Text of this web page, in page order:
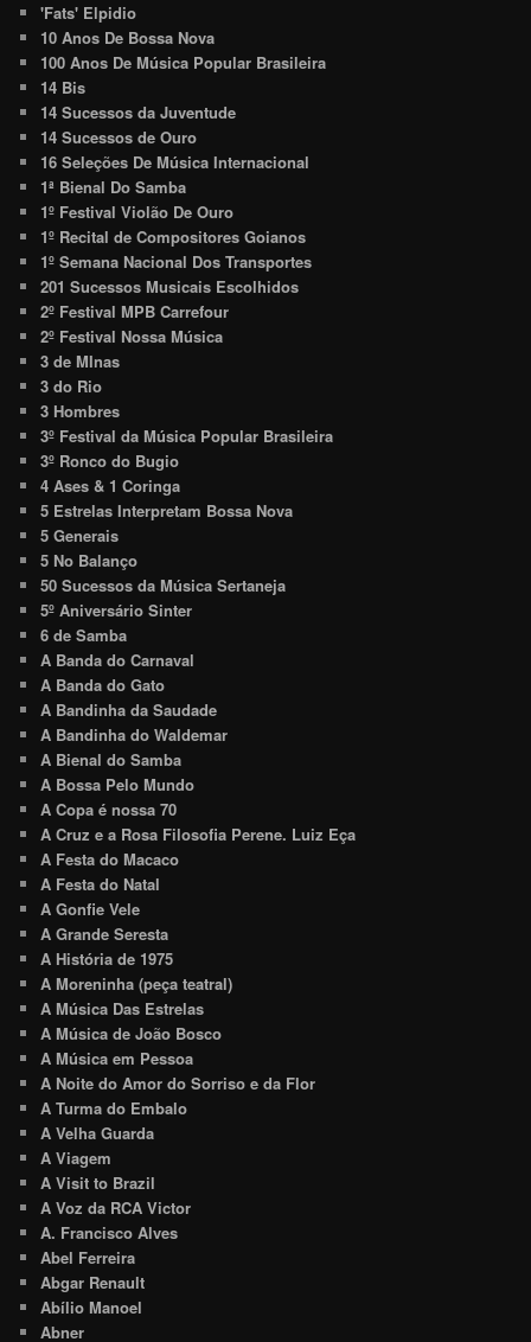
'Fats' Elpidio
10 Anos De Bossa Nova
100 Anos De Música Popular Brasileira
14 Bis
14 Sucessos da Juventude
14 Sucessos de Ouro
16 Seleções De Música Internacional
1ª Bienal Do Samba
1º Festival Violão De Ouro
1º Recital de Compositores Goianos
1º Semana Nacional Dos Transportes
201 Sucessos Musicais Escolhidos
2º Festival MPB Carrefour
2º Festival Nossa Música
3 de MInas
3 do Rio
3 Hombres
3º Festival da Música Popular Brasileira
3º Ronco do Bugio
4 Ases & 1 Coringa
5 Estrelas Interpretam Bossa Nova
5 Generais
5 No Balanço
50 Sucessos da Música Sertaneja
5º Aniversário Sinter
6 de Samba
A Banda do Carnaval
A Banda do Gato
A Bandinha da Saudade
A Bandinha do Waldemar
A Bienal do Samba
A Bossa Pelo Mundo
A Copa é nossa 70
A Cruz e a Rosa Filosofia Perene. Luiz Eça
A Festa do Macaco
A Festa do Natal
A Gonfie Vele
A Grande Seresta
A História de 1975
A Moreninha (peça teatral)
A Música Das Estrelas
A Música de João Bosco
A Música em Pessoa
A Noite do Amor do Sorriso e da Flor
A Turma do Embalo
A Velha Guarda
A Viagem
A Visit to Brazil
A Voz da RCA Victor
A. Francisco Alves
Abel Ferreira
Abgar Renault
Abílio Manoel
Abner